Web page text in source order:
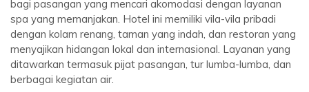
bagi pasangan yang mencari akomodasi dengan layanan
spa yang memanjakan. Hotel ini memiliki vila-vila pribadi
dengan kolam renang, taman yang indah, dan restoran yang
menyajikan hidangan lokal dan internasional. Layanan yang
ditawarkan termasuk pijat pasangan, tur lumba-lumba, dan
berbagai kegiatan air.